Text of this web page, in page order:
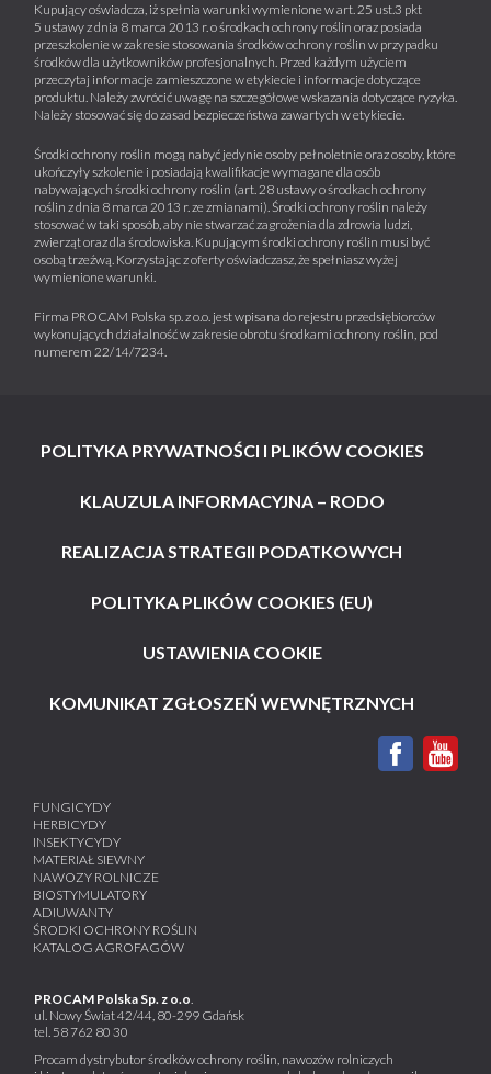
Kupujący oświadcza, iż spełnia warunki wymienione w art. 25 ust.3 pkt
5 ustawy z dnia 8 marca 2013 r. o środkach ochrony roślin oraz posiada
przeszkolenie w zakresie stosowania środków ochrony roślin w przypadku
środków dla użytkowników profesjonalnych. Przed każdym użyciem
przeczytaj informacje zamieszczone w etykiecie i informacje dotyczące
produktu. Należy zwrócić uwagę na szczegółowe wskazania dotyczące ryzyka.
Należy stosować się do zasad bezpieczeństwa zawartych w etykiecie.
Środki ochrony roślin mogą nabyć jedynie osoby pełnoletnie oraz osoby, które
ukończyły szkolenie i posiadają kwalifikacje wymagane dla osób
nabywających środki ochrony roślin (art. 28 ustawy o środkach ochrony
roślin z dnia 8 marca 2013 r. ze zmianami). Środki ochrony roślin należy
stosować w taki sposób, aby nie stwarzać zagrożenia dla zdrowia ludzi,
zwierząt oraz dla środowiska. Kupującym środki ochrony roślin musi być
osobą trzeźwą. Korzystając z oferty oświadczasz, że spełniasz wyżej
wymienione warunki.
Firma PROCAM Polska sp. z o.o. jest wpisana do rejestru przedsiębiorców
wykonujących działalność w zakresie obrotu środkami ochrony roślin, pod
numerem 22/14/7234.
POLITYKA PRYWATNOŚCI I PLIKÓW COOKIES
KLAUZULA INFORMACYJNA – RODO
REALIZACJA STRATEGII PODATKOWYCH
POLITYKA PLIKÓW COOKIES (EU)
USTAWIENIA COOKIE
KOMUNIKAT ZGŁOSZEŃ WEWNĘTRZNYCH
FUNGICYDY
HERBICYDY
INSEKTYCYDY
MATERIAŁ SIEWNY
NAWOZY ROLNICZE
BIOSTYMULATORY
ADIUWANTY
ŚRODKI OCHRONY ROŚLIN
KATALOG AGROFAGÓW
PROCAM Polska Sp. z o.o.
ul. Nowy Świat 42/44, 80-299 Gdańsk
tel. 58 762 80 30
Procam dystrybutor środków ochrony roślin, nawozów rolniczych